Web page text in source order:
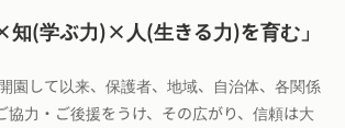
知(学ぶ力)×人(生きる力)を育む」
園して以来、保護者、地域、自治体、各関係
協力・ご後援をうけ、その広がり、信頼は大